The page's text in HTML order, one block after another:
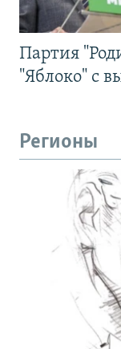
Партия
"Яблоко" с
Регионы